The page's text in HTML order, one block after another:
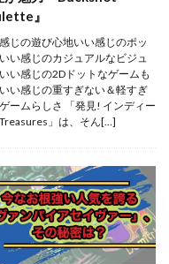
』
じの遊び心地いい感じのポッ
い感じのカジュアルなビジュ
い感じの2Dドットなゲームも
い感じの重すぎない＆軽すぎ
ームらしさ 「発見! インディー
」は、そん[…]